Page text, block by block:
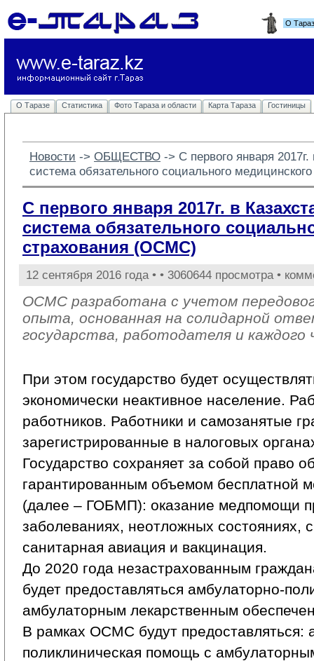
О
О Таразе Статистика Фото Тараза и области Карта Тараза Гостиницы
Новости -> ОБЩЕСТВО -> С первого января
система обязательного социального
С первого января 2017г. в
система обязательного
страхования (ОСМС)
12 сентября 2016 года • • 3060644 просмотра •
ОСМС разработана с учетом
опыта, основанная на солидарной
государства, работодателя и каждого
При этом государство будет
экономически неактивное население.
работников. Работники и самозанятые
зарегистрированные в налоговых
Государство сохраняет за собой право
гарантированным объемом бесплатной
(далее – ГОБМП): оказание медпомощи
заболеваниях, неотложных состояниях,
санитарная авиация и вакцинация.
До 2020 года незастрахованным
будет предоставляться амбулаторно-
амбулаторным лекарственным
В рамках ОСМС будут предоставляться:
поликлиническая помощь с